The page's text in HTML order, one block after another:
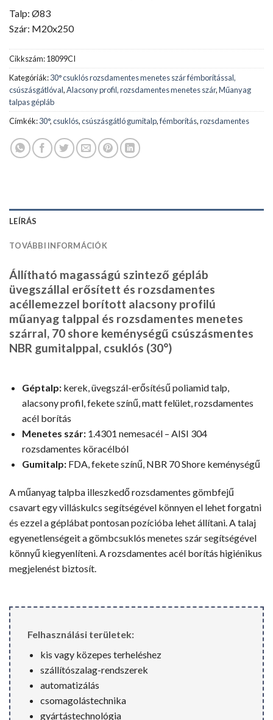
Talp: Ø83
Szár: M20x250
Cikkszám:18099CI
Kategóriák:30° csuklós rozsdamentes menetes szár fémborítással,
csúszásgátlóval,Alacsony profil, rozsdamentes menetes szár,Műanyag
talpas gépláb
Címkék:30°,csuklós,csúszásgátló gumitalp,fémborítás,rozsdamentes
LEÍRÁS
TOVÁBBI INFORMÁCIÓK
Állítható magasságú szintező gépláb
üvegszállal erősített és rozsdamentes
acéllemezzel borított alacsony profilú
műanyag talppal és rozsdamentes menetes
szárral, 70 shore keménységű csúszásmentes
NBR gumitalppal, csuklós (30°)
Géptalp:kerek, üvegszál-erősítésű poliamid talp,
alacsony profil, fekete színű, matt felület, rozsdamentes
acél borítás
Menetes szár:1.4301 nemesacél – AISI 304
rozsdamentes köracélból
Gumitalp:FDA, fekete színű, NBR 70 Shore keménységű
A műanyag talpba illeszkedő rozsdamentes gömbfejű
csavart egy villáskulcs segítségével könnyen el lehet forgatni
és ezzel a géplábat pontosan pozícióba lehet állítani. A talaj
egyenetlenségeit a gömbcsuklós menetes szár segítségével
könnyű kiegyenlíteni. A rozsdamentes acél borítás higiénikus
megjelenést biztosít.
Felhasználási területek:
kis vagy közepes terheléshez
szállítószalag-rendszerek
automatizálás
csomagolástechnika
gyártástechnológia